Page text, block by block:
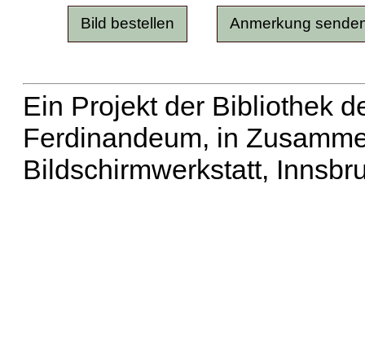
Ein Projekt der Bibliothek
Ferdinandeum, in
Bildschirmwerkstatt,